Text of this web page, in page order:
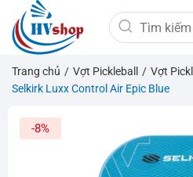
qua
nội
dung
Tìm
kiếm:
Trang chủ / Vợt Pickleball / Vợt
Selkirk Luxx Control Air Epic Blue
-8%